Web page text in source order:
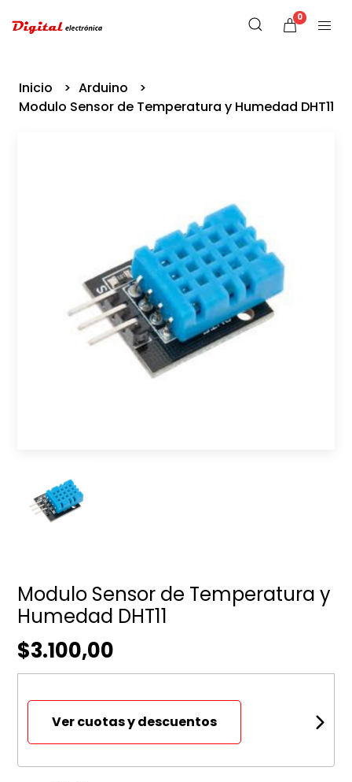
0
Inicio
Arduino
Modulo Sensor de Temperatura y Humedad DHT11
Modulo Sensor de Temperatura y
Humedad DHT11
$3.100,00
Ver cuotas y descuentos